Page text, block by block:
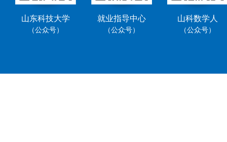
山东科技大学
（公众号）
就业指导中心
（公众号）
山科数学人
（公众号）